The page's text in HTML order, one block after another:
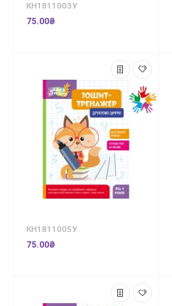
КН1811003У
75.00₴
КН1811005У
75.00₴